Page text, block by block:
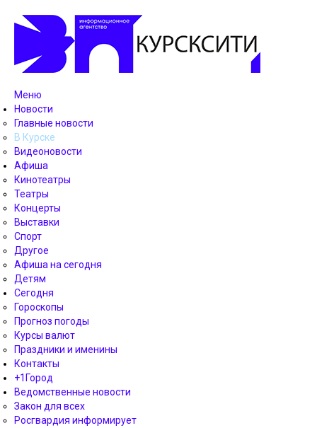
Меню
Новости
Главные новости
В Курске
Видеоновости
Афиша
Кинотеатры
Театры
Концерты
Выставки
Спорт
Другое
Афиша на сегодня
Детям
Сегодня
Гороскопы
Прогноз погоды
Курсы валют
Праздники и именины
Контакты
+1Город
Ведомственные новости
Закон для всех
Росгвардия информирует